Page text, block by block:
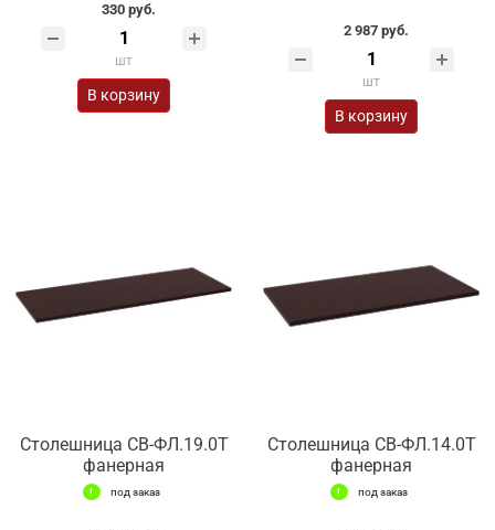
330 руб.
шт
В корзину
2 987 руб.
шт
В корзину
Столешница СВ-ФЛ.19.0Т
фанерная
под заказ
Столешница СВ-ФЛ.14.0Т
фанерная
под заказ